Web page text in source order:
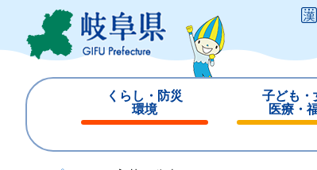
ジ
ュ
くらし・防災
環境
じ
子ども・
医療・
じ